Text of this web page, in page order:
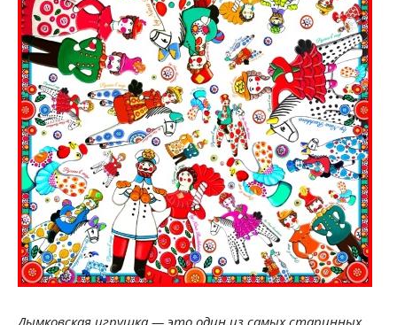
Дымковская игрушка — это один из самых старинных